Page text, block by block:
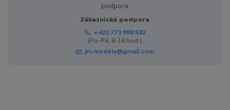
Zákaznická podpora
+420 773 998 582
(Po-Pá, 8-18 hod.)
jm.modely@gmail.com